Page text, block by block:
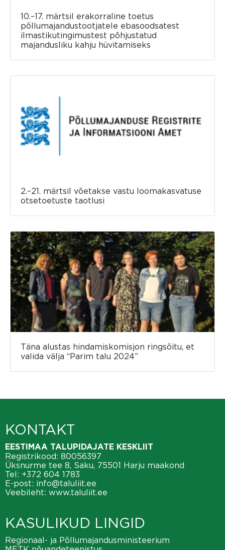
10.–17. märtsil erakorraline toetus
põllumajandustootjatele ebasoodsatest
ilmastikutingimustest põhjustatud
majandusliku kahju hüvitamiseks
2.–21. märtsil võetakse vastu loomakasvatuse
otsetoetuste taotlusi
Täna alustas hindamiskomisjon ringsõitu, et
valida välja “Parim talu 2024”
KONTAKT
EESTIMAA TALUPIDAJATE KESKLIIT
Registrikood: 80056397
Üksnurme tee 8, Saku, 75501 Harju maakond
Tel: +372 604 1783
E-post: info@taluliit.ee
Veebileht: www.taluliit.ee
KASULIKUD LINGID
Regionaal- ja Põllumajandusministeerium